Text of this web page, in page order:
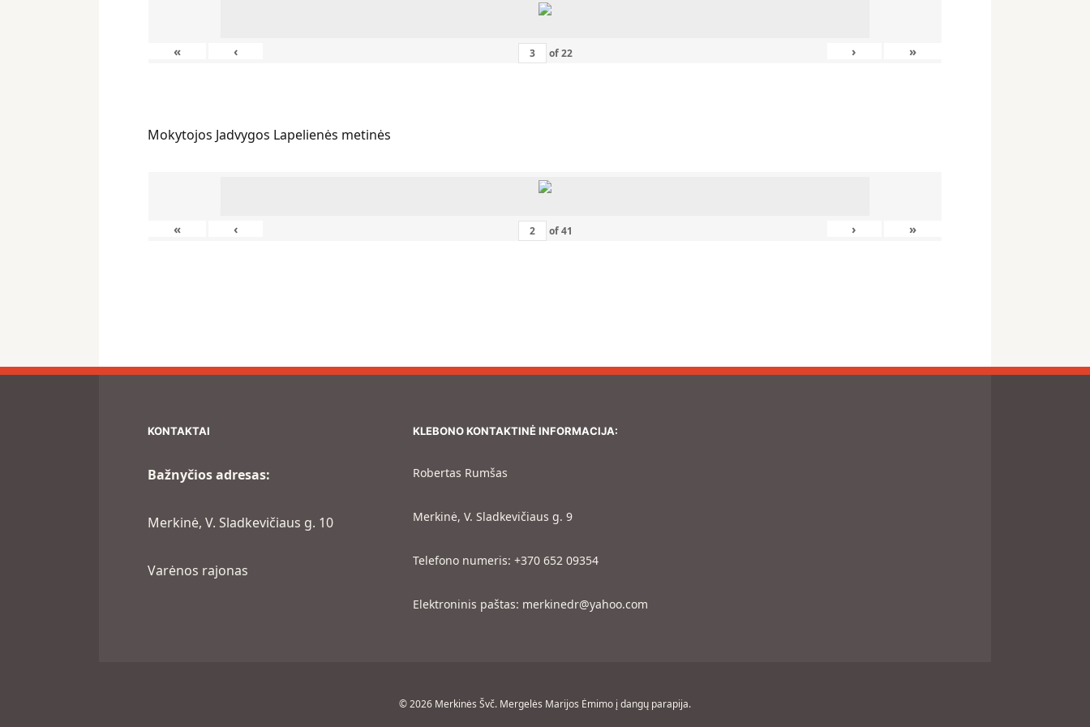
« ‹ of22 › »
Mokytojos Jadvygos Lapelienės metinės
« ‹ of41 › »
KONTAKTAI
Bažnyčios adresas:
Merkinė, V. Sladkevičiaus g. 10
Varėnos rajonas
KLEBONO KONTAKTINĖ INFORMACIJA:
Robertas Rumšas
Merkinė, V. Sladkevičiaus g. 9
Telefono numeris: +370 652 09354
Elektroninis paštas: merkinedr@yahoo.com
© 2026 Merkinės Švč. Mergelės Marijos Ėmimo į dangų parapija.